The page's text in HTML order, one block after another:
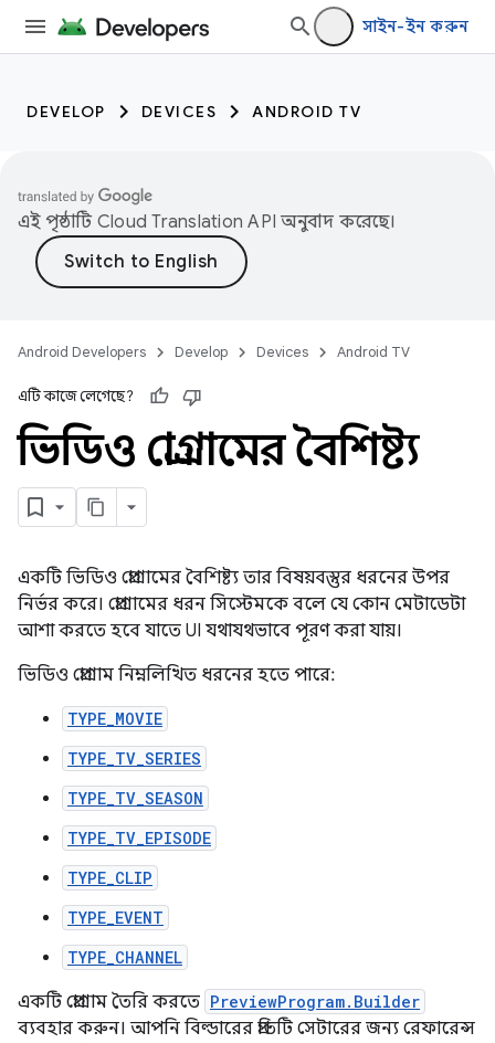
সাইন-ইন করুন
DEVELOP DEVICES ANDROID TV
এই পৃষ্ঠাটি Cloud Translation API অনুবাদ করেছে।
Android Developers Develop Devices Android TV
এটি কাজে লেগেছে?
ভিডিও প্রোগ্রামের বৈশিষ্ট্য
একটি ভিডিও প্রোগ্রামের বৈশিষ্ট্য তার বিষয়বস্তুর ধরনের উপর
নির্ভর করে। প্রোগ্রামের ধরন সিস্টেমকে বলে যে কোন মেটাডেটা
আশা করতে হবে যাতে UI যথাযথভাবে পূরণ করা যায়।
ভিডিও প্রোগ্রাম নিম্নলিখিত ধরনের হতে পারে:
TYPE_MOVIE
TYPE_TV_SERIES
TYPE_TV_SEASON
TYPE_TV_EPISODE
TYPE_CLIP
TYPE_EVENT
TYPE_CHANNEL
একটি প্রোগ্রাম তৈরি করতে PreviewProgram.Builder
ব্যবহার করুন। আপনি বিল্ডারের প্রতিটি সেটারের জন্য রেফারেন্স